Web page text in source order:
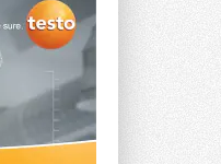
с